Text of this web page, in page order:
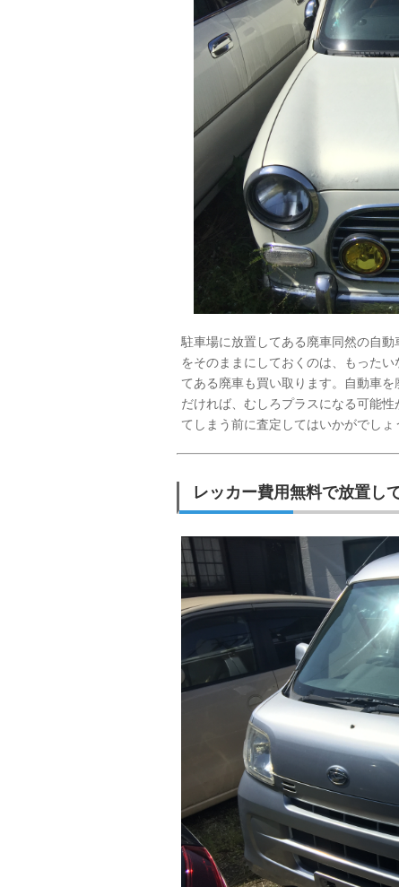
駐車場に放置してある廃車同然の自
をそのままにしておくのは、もった
てある廃車も買い取ります。自動車
だければ、むしろプラスになる可能
てしまう前に査定してはいかがでしょ
レッカー費用無料で放置し